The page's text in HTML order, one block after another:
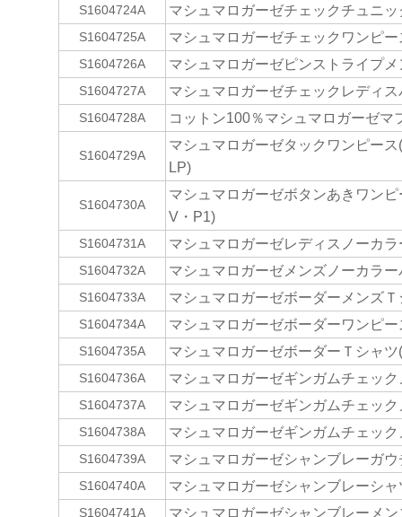
S1604724A マシュマロガーゼチェックチュニ
S1604725A マシュマロガーゼチェックワンピ
S1604726A マシュマロガーゼピンストライプ
S1604727A マシュマロガーゼチェックレディ
S1604728A コットン100％マシュマロガーゼマ
S1604729A
マシュマロガーゼタックワンピー
LP)
S1604730A
マシュマロガーゼボタンあきワン
V・P1)
S1604731A マシュマロガーゼレディスノーカ
S1604732A マシュマロガーゼメンズノーカラ
S1604733A マシュマロガーゼボーダーメンズ
S1604734A マシュマロガーゼボーダーワンピ
S1604735A マシュマロガーゼボーダーＴシャツ
S1604736A マシュマロガーゼギンガムチェッ
S1604737A マシュマロガーゼギンガムチェッ
S1604738A マシュマロガーゼギンガムチェッ
S1604739A マシュマロガーゼシャンブレーガ
S1604740A マシュマロガーゼシャンブレーシ
S1604741A マシュマロガーゼシャンブレーメ